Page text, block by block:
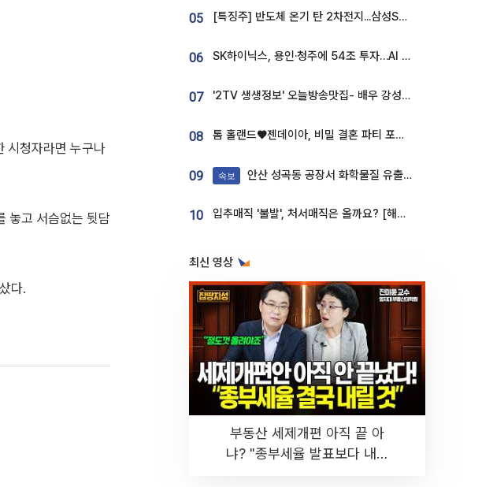
시청자라면 누구나
놓고 서슴없는 뒷담
다.
05 [특징주] 반도체 온기 탄 2차전지...삼성SDI, 장 초반 7% 넘게 껑충
06 SK하이닉스, 용인·청주에 54조 투자…AI 메모리 생산기지 키운다
07 '2TV 생생정보' 오늘방송맛집- 배우 강성진 단골! 쌀국수ㆍ푸팟퐁 커리 맛집 '블○○○'
08 톰 홀랜드♥젠데이아, 비밀 결혼 파티 포착⋯호텔 대관비만 9억
09 속보 안산 성곡동 공장서 화학물질 유출 사고 발생
10 입추매직 '불발', 처서매직은 올까요? [해시태그]
최신 영상
부동산 세제개편 아직 끝 아
냐? "종부세율 발표보다 내릴